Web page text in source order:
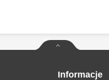
Informacje